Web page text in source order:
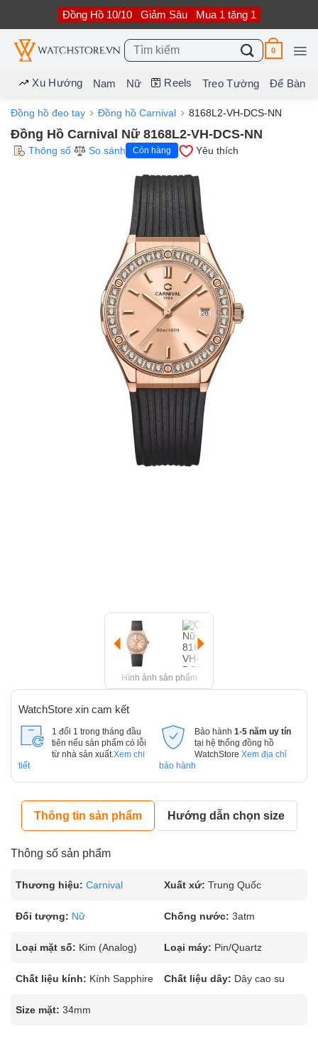
nội
dung
Đồng Hồ 10/10 Giảm Sâu Mua 1 tặng 1
Tìm
kiếm:
0
Xu Hướng Nam Nữ Reels Treo Tường Để Bàn
Đồng hồ đeo tay Đồng hồ Carnival 8168L2-VH-DCS-NN
Đồng Hồ Carnival Nữ 8168L2-VH-DCS-NN
Thông số So sánh Còn hàng Yêu thích
Hình ảnh sản phẩm
WatchStore xin cam kết
1 đổi 1 trong tháng đầu
tiên nếu sản phẩm có lỗi
từ nhà sản xuất. Xem chi
tiết
Bảo hành 1-5 năm uy tín
tại hệ thống đồng hồ
WatchStore Xem địa chỉ
bảo hành
Thông tin sản phẩm Hướng dẫn chọn size
Thông số sản phẩm
Thương hiệu: Carnival Xuất xứ: Trung Quốc
Đối tượng: Nữ Chống nước: 3atm
Loại mặt số: Kim (Analog) Loại máy: Pin/Quartz
Chất liệu kính: Kính Sapphire Chất liệu dây: Dây cao su
Size mặt: 34mm